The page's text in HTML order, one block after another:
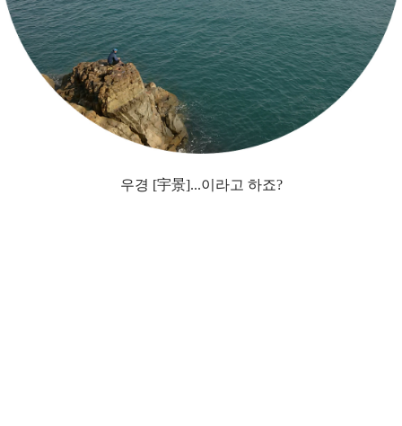
우경 [宇景]...이라고 하죠?